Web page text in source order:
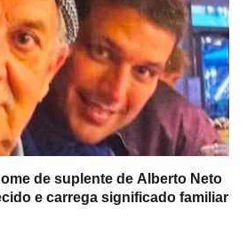
de suplente de Alberto Neto
e carrega significado familiar